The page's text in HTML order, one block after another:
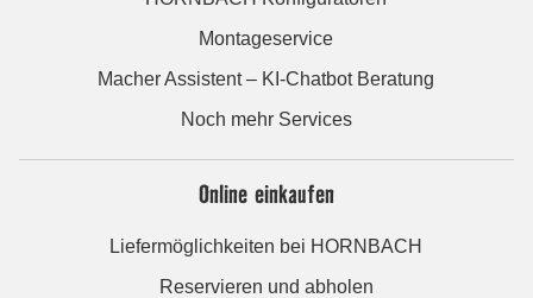
Montageservice
Macher Assistent – KI-Chatbot Beratung
Noch mehr Services
Online einkaufen
Liefermöglichkeiten bei HORNBACH
Reservieren und abholen